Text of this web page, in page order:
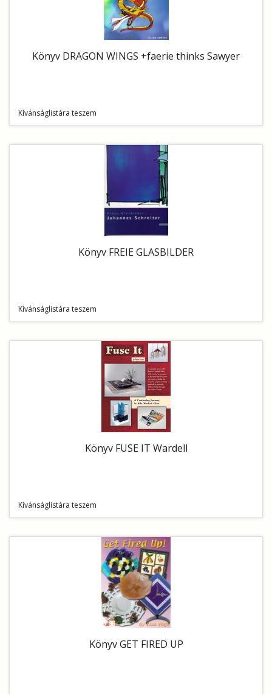
Könyv DRAGON WINGS +faerie thinks Sawyer
Kívánságlistára teszem
Könyv FREIE GLASBILDER
Kívánságlistára teszem
Könyv FUSE IT Wardell
Kívánságlistára teszem
Könyv GET FIRED UP